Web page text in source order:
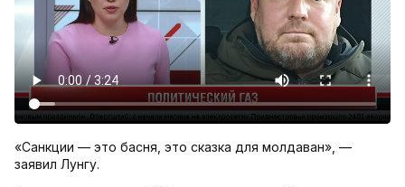
«Санкции — это басня, это сказка для молдаван», —
заявил Лунгу.